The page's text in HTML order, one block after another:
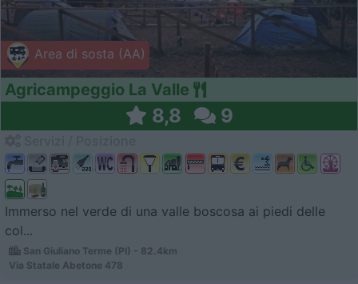
Area di sosta (AA)
Agricampeggio La Valle
8,8 9
Immerso nel verde di una valle boscosa ai piedi delle
col...
San Giuliano Terme (PI) - 82.4km
Via Statale Abetone 478